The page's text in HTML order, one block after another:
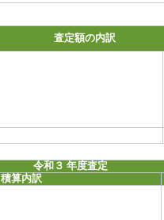
査定額の内訳
令和３ 年度査定
積算内訳